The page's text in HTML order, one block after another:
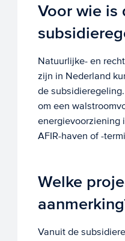
Voor wie is
Natuurlijke- en
zijn in Nederland
de
om een
energievoorziening
AFIR-haven of -
Welke
Vanuit de